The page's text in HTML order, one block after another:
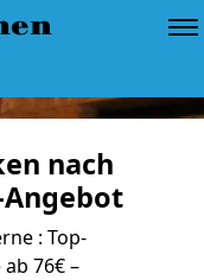
nach
: Top-
76€ –